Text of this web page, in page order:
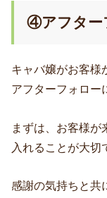
④アフター
キャバ嬢がお客様
アフターフォロー
まずは、お客様が
入れることが大切
感謝の気持ちと共